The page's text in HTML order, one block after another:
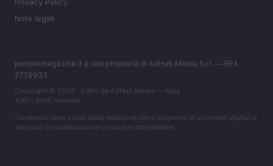
Note legali
peoplemagazine.it è una proprietà di AdHub Media S.r.l. — REA
2729933
Copyright © 2026 · Edito da AdHub Media — Italia
Tutti i diritti riservati
I contenuti sono curati dalla redazione con il supporto di strumenti digitali e
realizzati in collaborazione con autori indipendenti.